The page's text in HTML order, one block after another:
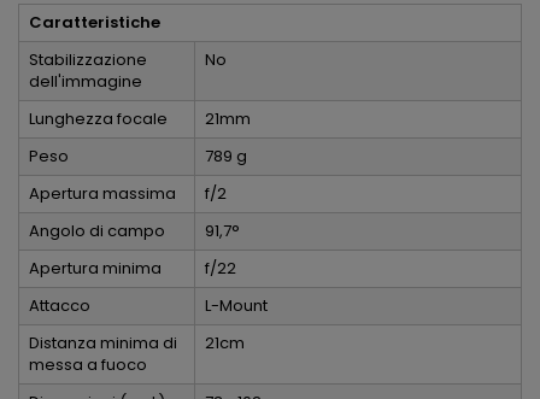
Caratteristiche
Stabilizzazione
dell'immagine
No
Lunghezza focale
21mm
Peso
789 g
Apertura massima
f/2
Angolo di campo
91,7°
Apertura minima
f/22
Attacco
L-Mount
Distanza minima di
messa a fuoco
21cm